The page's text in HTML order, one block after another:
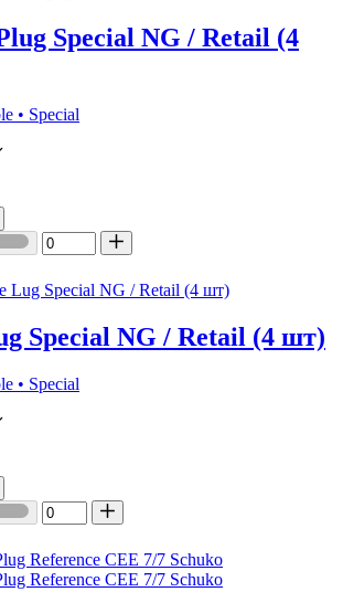
Special NG / Retail (4
• Special
Special NG / Retail (4 шт)
• Special